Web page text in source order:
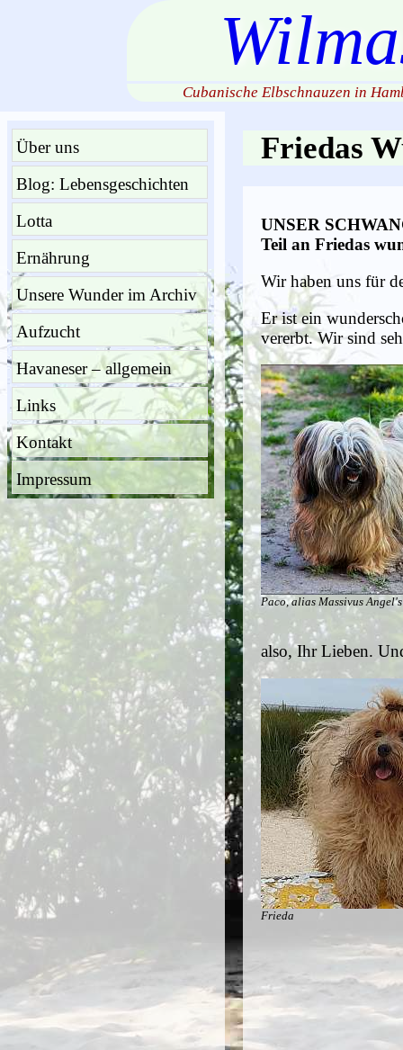
Cubanische Elbschnauzen in
Über uns
Blog: Lebensgeschichten
Lotta
Ernährung
Unsere Wunder im Archiv
Aufzucht
Havaneser – allgemein
Links
Kontakt
Impressum
Friedas
UNSER
Teil an Friedas
Wir haben uns für
Er ist ein
vererbt. Wir sind
Paco, alias Massivus
also, Ihr Lieben.
Frieda